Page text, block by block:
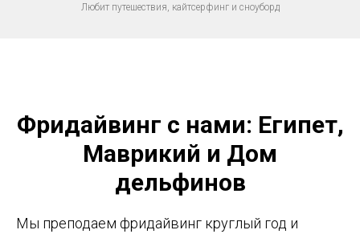
Любит путешествия, кайтсерфинг и сноуборд
Фридайвинг с нами: Египет,
Маврикий и Дом
дельфинов
Мы преподаем фридайвинг круглый год и